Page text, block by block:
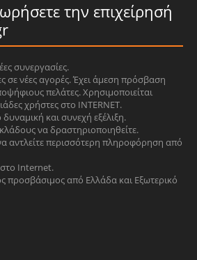
την επιχείρησή
συνεργασίες.
σε νέες αγορές. Έχει άμεση πρόσβαση
πελάτες. Χρησιμοποιείται
χρήστες στο INTERNET.
και συνεχή εξέλιξη.
να δραστηριοποιηθείτε.
αντλείτε περισσότερη πληροφόρηση από
στο Internet.
προσβάσιμος από Ελλάδα και Εξωτερικό